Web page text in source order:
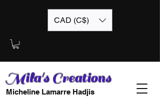
CAD (C$)
Mila's Creations
Micheline Lamarre Hadjis